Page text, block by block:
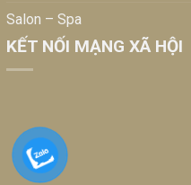
Salon – Spa
KẾT NỐI MẠNG XÃ HỘI